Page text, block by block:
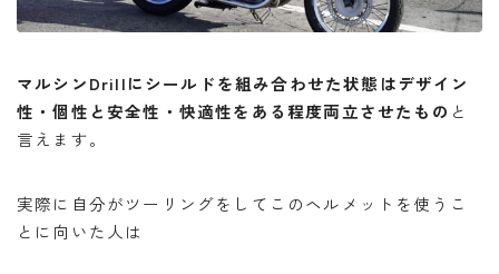
マルシンDrillにシールドを組み合わせた状態はデザイン
性・個性と安全性・快適性をある程度両立させたもの と
言えます。
実際に自分がツーリングをしてこのヘルメットを使うこ
とに向いた人は